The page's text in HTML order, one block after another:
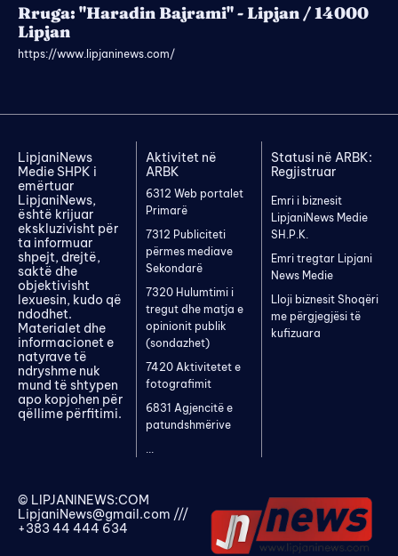
Rruga: "Haradin Bajrami" - Lipjan / 14000
Lipjan
https://www.lipjaninews.com/
LipjaniNews
Medie SHPK i
emërtuar
LipjaniNews,
është krijuar
ekskluzivisht për
ta informuar
shpejt, drejtë,
saktë dhe
objektivisht
lexuesin, kudo që
ndodhet.
Materialet dhe
informacionet e
natyrave të
ndryshme nuk
mund të shtypen
apo kopjohen për
qëllime përfitimi.
Aktivitet në
ARBK
6312 Web portalet
Primarë
7312 Publiciteti
përmes mediave
Sekondarë
7320 Hulumtimi i
tregut dhe matja e
opinionit publik
(sondazhet)
7420 Aktivitetet e
fotografimit
6831 Agjencitë e
patundshmërive
...
Statusi në ARBK:
Regjistruar
Emri i biznesit
LipjaniNews Medie
SH.P.K.
Emri tregtar Lipjani
News Medie
Lloji biznesit Shoqëri
me përgjegjësi të
kufizuara
© LIPJANINEWS:COM
LipjaniNews@gmail.com ///
+383 44 444 634